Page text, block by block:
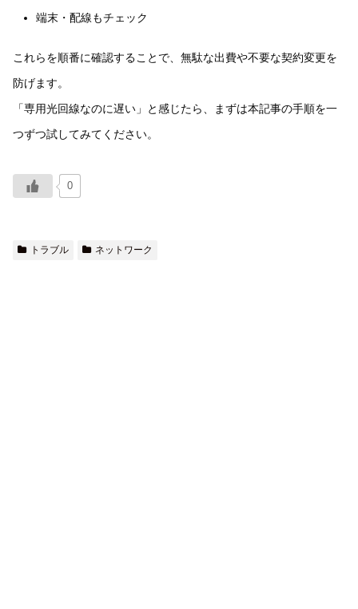
端末・配線もチェック
これらを順番に確認することで、無駄な出費や不要な契約変更を
防げます。
「専用光回線なのに遅い」と感じたら、まずは本記事の手順を一
つずつ試してみてください。
0
トラブル ネットワーク